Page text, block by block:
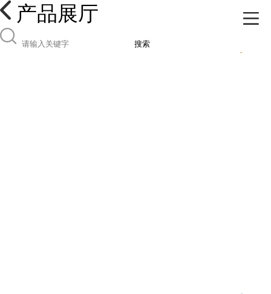
产品展厅
搜索